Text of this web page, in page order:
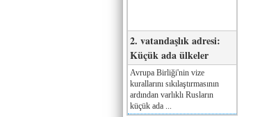
2. vatandaşlık adresi:
Küçük ada ülkeler
Avrupa Birliği'nin vize
kurallarını sıkılaştırmasının
ardından varlıklı Rusların
küçük ada ...